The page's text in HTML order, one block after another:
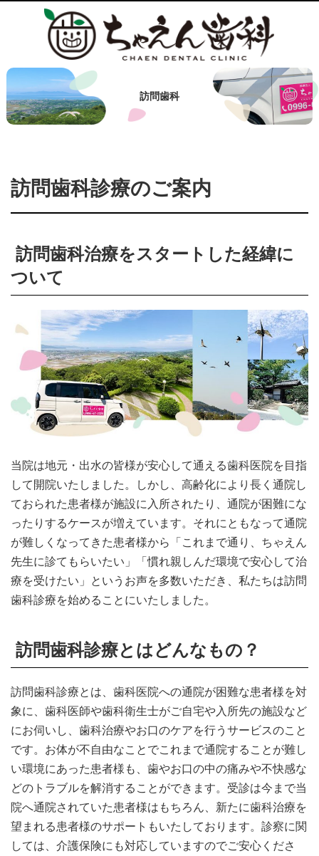
訪問歯科
訪問歯科診療のご案内
訪問歯科治療をスタートした経緯に
ついて
当院は地元・出水の皆様が安心して通える歯科医院を目指
して開院いたしました。しかし、高齢化により長く通院し
ておられた患者様が施設に入所されたり、通院が困難にな
ったりするケースが増えています。それにともなって通院
が難しくなってきた患者様から「これまで通り、ちゃえん
先生に診てもらいたい」「慣れ親しんだ環境で安心して治
療を受けたい」というお声を多数いただき、私たちは訪問
歯科診療を始めることにいたしました。
訪問歯科診療とはどんなもの？
訪問歯科診療とは、歯科医院への通院が困難な患者様を対
象に、歯科医師や歯科衛生士がご自宅や入所先の施設など
にお伺いし、歯科治療やお口のケアを行うサービスのこと
です。お体が不自由なことでこれまで通院することが難し
い環境にあった患者様も、歯やお口の中の痛みや不快感な
どのトラブルを解消することができます。受診は今まで当
院へ通院されていた患者様はもちろん、新たに歯科治療を
望まれる患者様のサポートもいたしております。診察に関
しては、介護保険にも対応していますのでご安心くださ